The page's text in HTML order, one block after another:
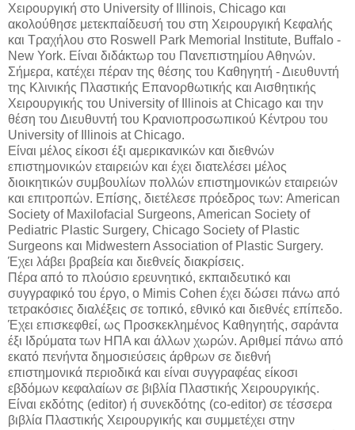
Χειρουργική στο University of Illinois, Chicago και
ακολούθησε μετεκπαίδευσή του στη Xειρουργική Kεφαλής
και Tραχήλου στο Roswell Park Memorial Institute, Buffalo -
New York. Είναι διδάκτωρ του Πανεπιστημίου Αθηνών.
Σήμερα, κατέχει πέραν της θέσης του Καθηγητή - Διευθυντή
της Κλινικής Πλαστικής Επανορθωτικής και Αισθητικής
Χειρουργικής του University of Illinois at Chicago και την
θέση του Διευθυντή του Κρανιοπροσωπικού Κέντρου του
University of Illinois at Chicago.
Είναι μέλος είκοσι έξι αμερικανικών και διεθνών
επιστημονικών εταιρειών και έχει διατελέσει μέλος
διοικητικών συμβουλίων πολλών επιστημονικών εταιρειών
και επιτροπών. Επίσης, διετέλεσε πρόεδρος των: American
Society of Maxilofacial Surgeons, American Society of
Pediatric Plastic Surgery, Chicago Society of Plastic
Surgeons και Midwestern Association of Plastic Surgery.
Έχει λάβει βραβεία και διεθνείς διακρίσεις.
Πέρα από το πλούσιο ερευνητικό, εκπαιδευτικό και
συγγραφικό του έργο, ο Mimis Cohen έχει δώσει πάνω από
τετρακόσιες διαλέξεις σε τοπικό, εθνικό και διεθνές επίπεδο.
Έχει επισκεφθεί, ως Προσκεκλημένος Καθηγητής, σαράντα
έξι Ιδρύματα των ΗΠΑ και άλλων χωρών. Αριθμεί πάνω από
εκατό πενήντα δημοσιεύσεις άρθρων σε διεθνή
επιστημονικά περιοδικά και είναι συγγραφέας είκοσι
εβδόμων κεφαλαίων σε βιβλία Πλαστικής Χειρουργικής.
Είναι εκδότης (editor) ή συνεκδότης (co-editor) σε τέσσερα
βιβλία Πλαστικής Χειρουργικής και συμμετέχει στην